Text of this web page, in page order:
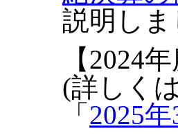
説明しま
【2024
(詳しく
「 2025